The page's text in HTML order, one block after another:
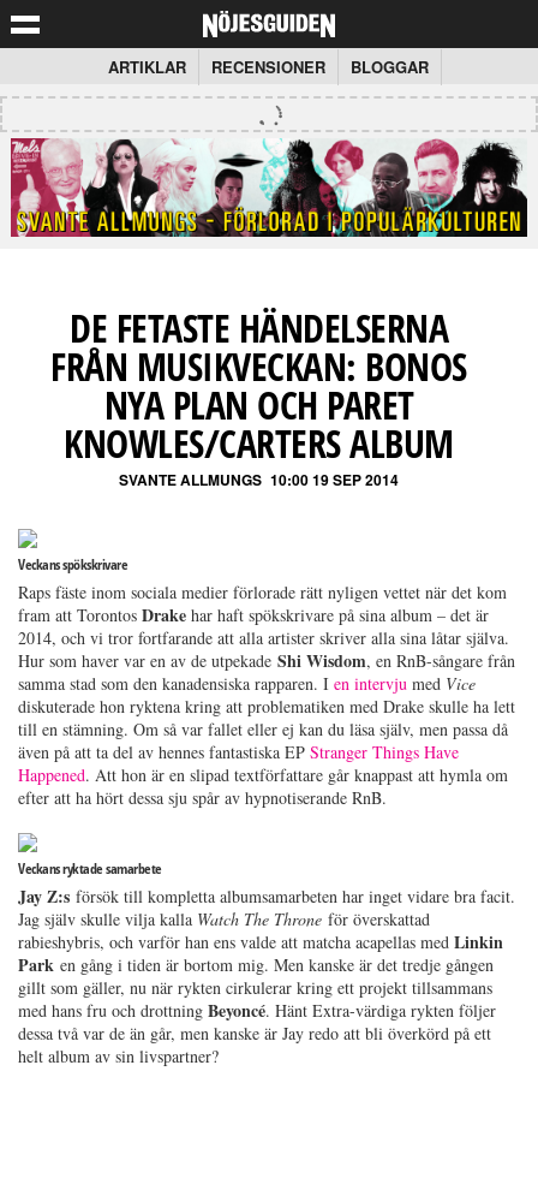
ARTIKLAR RECENSIONER BLOGGAR
DE FETASTE HÄNDELSERNA
FRÅN MUSIKVECKAN: BONOS
NYA PLAN OCH PARET
KNOWLES/CARTERS ALBUM
SVANTE ALLMUNGS 10:00 19 SEP 2014
Veckans spökskrivare
Raps fäste inom sociala medier förlorade rätt nyligen vettet när det kom
fram att Torontos Drake har haft spökskrivare på sina album – det är
2014, och vi tror fortfarande att alla artister skriver alla sina låtar själva.
Hur som haver var en av de utpekade Shi Wisdom, en RnB-sångare från
samma stad som den kanadensiska rapparen. I en intervju med Vice
diskuterade hon ryktena kring att problematiken med Drake skulle ha lett
till en stämning. Om så var fallet eller ej kan du läsa själv, men passa då
även på att ta del av hennes fantastiska EP Stranger Things Have
Happened. Att hon är en slipad textförfattare går knappast att hymla om
efter att ha hört dessa sju spår av hypnotiserande RnB.
Veckans ryktade samarbete
Jay Z:s försök till kompletta albumsamarbeten har inget vidare bra facit.
Jag själv skulle vilja kalla Watch The Throne för överskattad
rabieshybris, och varför han ens valde att matcha acapellas med Linkin
Park en gång i tiden är bortom mig. Men kanske är det tredje gången
gillt som gäller, nu när rykten cirkulerar kring ett projekt tillsammans
med hans fru och drottning Beyoncé. Hänt Extra-värdiga rykten följer
dessa två var de än går, men kanske är Jay redo att bli överkörd på ett
helt album av sin livspartner?